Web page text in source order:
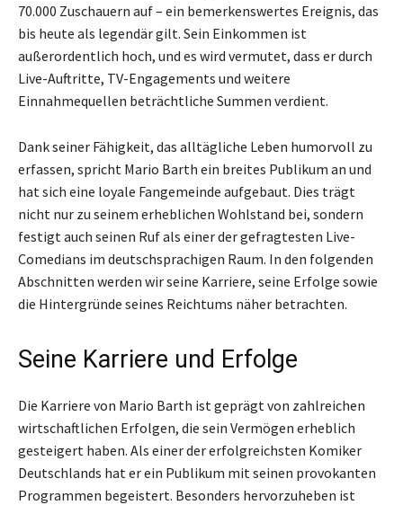
70.000 Zuschauern auf – ein bemerkenswertes Ereignis, das
bis heute als legendär gilt. Sein Einkommen ist
außerordentlich hoch, und es wird vermutet, dass er durch
Live-Auftritte, TV-Engagements und weitere
Einnahmequellen beträchtliche Summen verdient.
Dank seiner Fähigkeit, das alltägliche Leben humorvoll zu
erfassen, spricht Mario Barth ein breites Publikum an und
hat sich eine loyale Fangemeinde aufgebaut. Dies trägt
nicht nur zu seinem erheblichen Wohlstand bei, sondern
festigt auch seinen Ruf als einer der gefragtesten Live-
Comedians im deutschsprachigen Raum. In den folgenden
Abschnitten werden wir seine Karriere, seine Erfolge sowie
die Hintergründe seines Reichtums näher betrachten.
Seine Karriere und Erfolge
Die Karriere von Mario Barth ist geprägt von zahlreichen
wirtschaftlichen Erfolgen, die sein Vermögen erheblich
gesteigert haben. Als einer der erfolgreichsten Komiker
Deutschlands hat er ein Publikum mit seinen provokanten
Programmen begeistert. Besonders hervorzuheben ist